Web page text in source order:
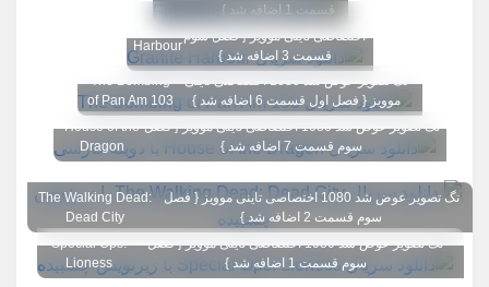
قسمت 1 اضافه شد }
تگ تصویر عوض شد 1080
اختصاصی تاینی موویز { فصل سوم
قسمت 3 اضافه شد }
Granite
Harbour
تگ تصویر عوض شد 1080 اختصاصی تاینی
موویز { فصل اول قسمت 6 اضافه شد }
The Bombing
of Pan Am 103
تگ تصویر عوض شد 1080 اختصاصی تاینی موویز { فصل
سوم قسمت 7 اضافه شد }
House of the
Dragon
تگ تصویر عوض شد 1080 اختصاصی تاینی موویز { فصل
سوم قسمت 2 اضافه شد }
The Walking Dead:
Dead City
تگ تصویر عوض شد 1080 اختصاصی تاینی موویز { فصل
سوم قسمت 1 اضافه شد }
Special Ops:
Lioness